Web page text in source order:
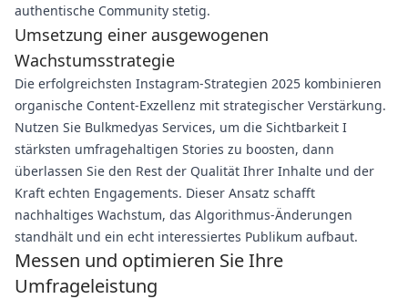
authentische Community stetig.
Umsetzung einer ausgewogenen
Wachstumsstrategie
Die erfolgreichsten Instagram-Strategien 2025 kombinieren
organische Content-Exzellenz mit strategischer Verstärkung.
Nutzen Sie Bulkmedyas Services, um die Sichtbarkeit I
stärksten umfragehaltigen Stories zu boosten, dann
überlassen Sie den Rest der Qualität Ihrer Inhalte und der
Kraft echten Engagements. Dieser Ansatz schafft
nachhaltiges Wachstum, das Algorithmus-Änderungen
standhält und ein echt interessiertes Publikum aufbaut.
Messen und optimieren Sie Ihre
Umfrageleistung